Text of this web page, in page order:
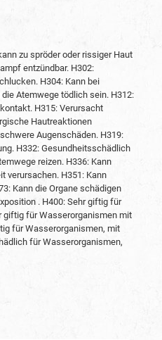
zu spröder oder rissiger Haut
entzündbar. H302:
H304: Kann bei
Atemwege tödlich sein. H312:
H315: Verursacht
Hautreaktionen
Augenschäden. H319:
H332: Gesundheitsschädlich
reizen. H336: Kann
verursachen. H351: Kann
Kann die Organe schädigen
. H400: Sehr giftig für
giftig für Wasserorganismen mit
für Wasserorganismen, mit
für Wasserorganismen,